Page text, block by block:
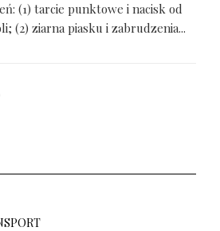
(1) tarcie punktowe i nacisk od
(2) ziarna piasku i zabrudzenia...